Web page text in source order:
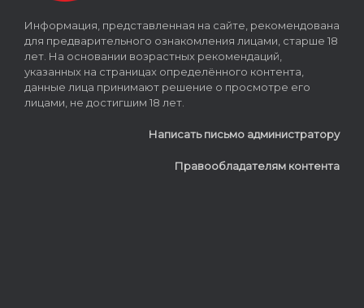
Информация, представленная на сайте, рекомендована
для предварительного ознакомления лицами, старше 18
лет. На основании возрастных рекомендаций,
указанных на страницах определённого контента,
данные лица принимают решение о просмотре его
лицами, не достигшим 18 лет.
Написать письмо администратору
Правообладателям контента